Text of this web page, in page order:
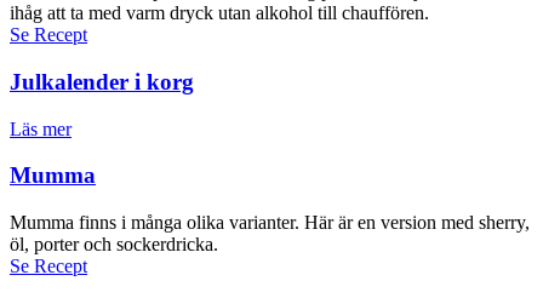
ihåg att ta med varm dryck utan alkohol till chauffören.
Se Recept
Julkalender i korg
Läs mer
Mumma
Mumma finns i många olika varianter. Här är en version med sherry,
öl, porter och sockerdricka.
Se Recept